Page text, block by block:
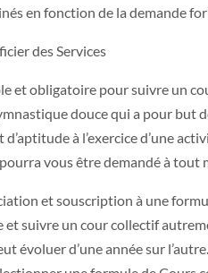
en fonction de la demande
des Services
et obligatoire pour suivre un
douce qui a pour but
d’aptitude à l’exercice d’une
vous être demandé à tout
et souscription à une
et suivre un cour collectif
évoluer d’une année sur